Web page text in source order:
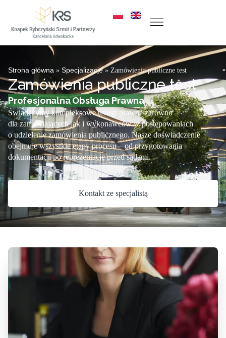
Strona główna » Specjalizacje» Zamówienia publiczne test
Zamówienia publiczne test
Profesjonalna Obsługa Prawna
Świadczymy kompleksowe usługi prawne zarówno
dla zamawiających jak i wykonawców w postępowaniach
o udzielenie zamówienia publicznego. Nasze doświadczenie
obejmuje wszystkie etapy procesu – od przygotowania
dokumentacji po reprezentację przed sądami.
Kontakt ze specjalistą